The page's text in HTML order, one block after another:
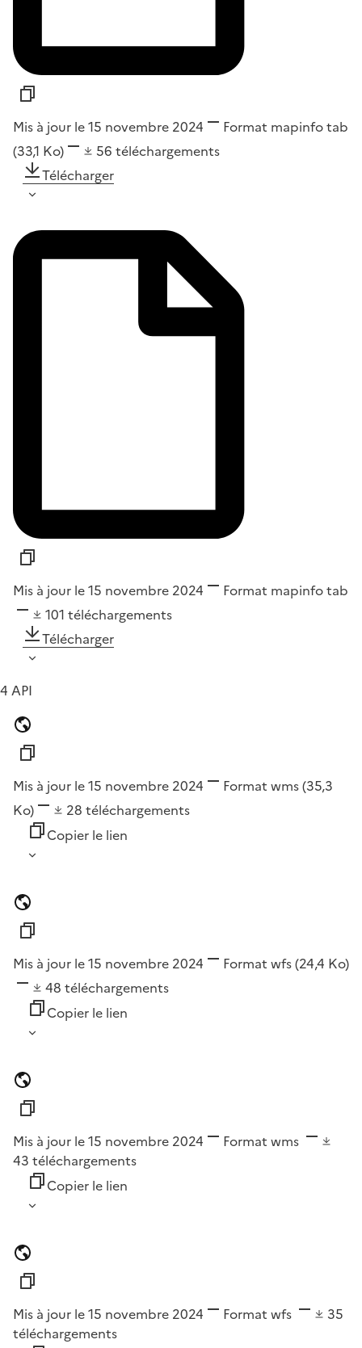
Mis à jour le 15 novembre 2024 Format mapinfo tab
(33,1 Ko)
56 téléchargements
Télécharger
Mis à jour le 15 novembre 2024 Format mapinfo tab
101 téléchargements
Télécharger
4 API
Mis à jour le 15 novembre 2024 Format wms(35,3
Ko)
28 téléchargements
Copier le lien
Mis à jour le 15 novembre 2024 Format wfs(24,4 Ko)
48 téléchargements
Copier le lien
Mis à jour le 15 novembre 2024 Format wms
43 téléchargements
Copier le lien
Mis à jour le 15 novembre 2024 Format wfs
35
téléchargements